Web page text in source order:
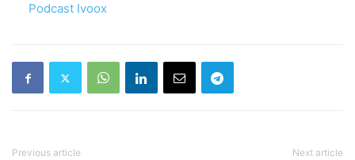
Respecto a
Podcast Ivoox
Previous article Next article